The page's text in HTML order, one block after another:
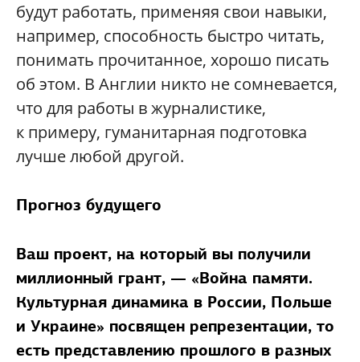
будут работать, применяя свои навыки,
например, способность быстро читать,
понимать прочитанное, хорошо писать
об этом. В Англии никто не сомневается,
что для работы в журналистике,
к примеру, гуманитарная подготовка
лучше любой другой.
Прогноз будущего
Ваш проект, на который вы получили
миллионный грант, — «Война памяти.
Культурная динамика в России, Польше
и Украине» посвящен репрезентации, то
есть представлению прошлого в разных